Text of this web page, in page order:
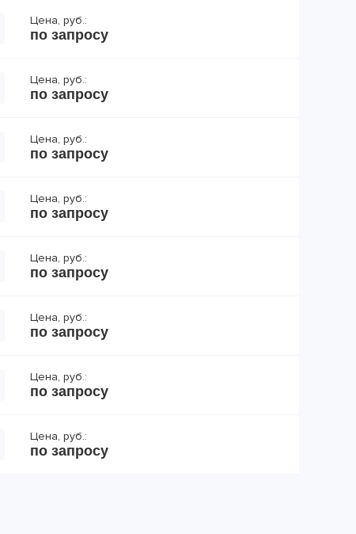
Цена, руб.:
по запросу
Цена, руб.:
по запросу
Цена, руб.:
по запросу
Цена, руб.:
по запросу
Цена, руб.:
по запросу
Цена, руб.:
по запросу
Цена, руб.:
по запросу
Цена, руб.:
по запросу